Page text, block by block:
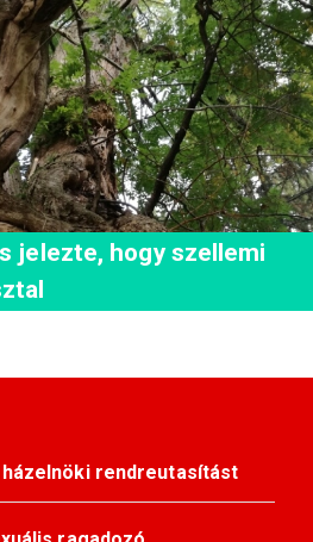
jelezte, hogy szellemi
rendreutasítást